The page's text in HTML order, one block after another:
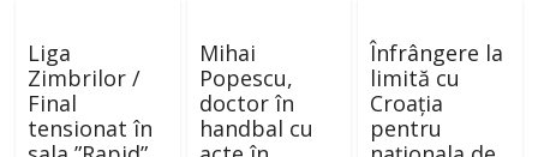
Liga
Zimbrilor /
Final
tensionat în
Mihai
Popescu,
doctor în
handbal cu
Înfrângere la
limită cu
Croația
pentru